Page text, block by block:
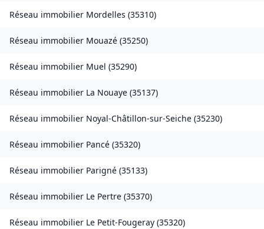
Réseau immobilier Mordelles (35310)
Réseau immobilier Mouazé (35250)
Réseau immobilier Muel (35290)
Réseau immobilier La Nouaye (35137)
Réseau immobilier Noyal-Châtillon-sur-Seiche (35230)
Réseau immobilier Pancé (35320)
Réseau immobilier Parigné (35133)
Réseau immobilier Le Pertre (35370)
Réseau immobilier Le Petit-Fougeray (35320)